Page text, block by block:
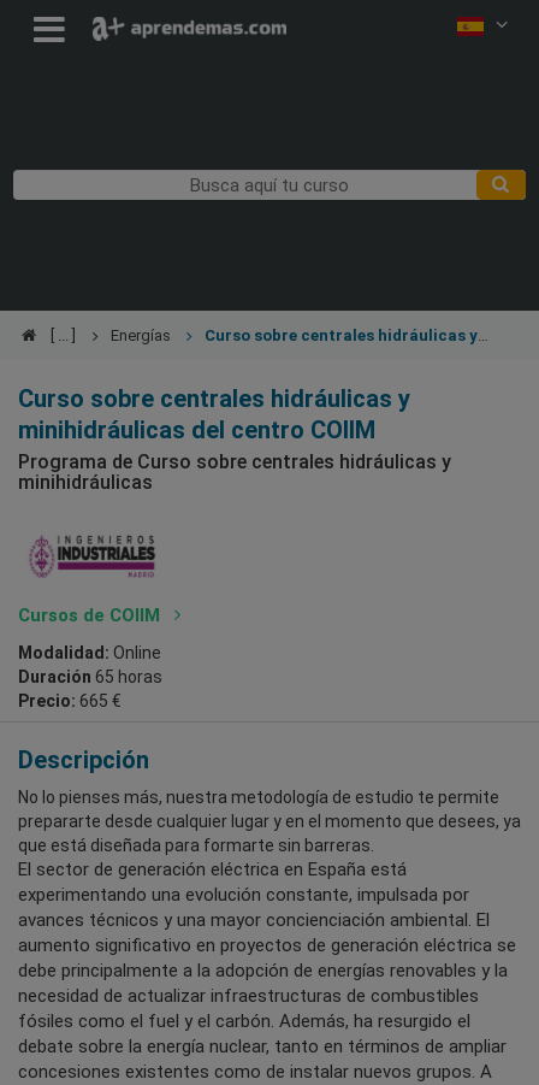
Energías
Curso sobre centrales hidráulicas y
minihidráulicas del centro COIIM
Programa de Curso sobre centrales hidráulicas y
minihidráulicas
Cursos de COIIM
Modalidad: Online
Duración 65 horas
Precio: 665 €
Descripción
No lo pienses más, nuestra metodología de estudio te permite
prepararte desde cualquier lugar y en el momento que desees, ya
que está diseñada para formarte sin barreras.
El sector de generación eléctrica en España está
experimentando una evolución constante, impulsada por
avances técnicos y una mayor concienciación ambiental. El
aumento significativo en proyectos de generación eléctrica se
debe principalmente a la adopción de energías renovables y la
necesidad de actualizar infraestructuras de combustibles
fósiles como el fuel y el carbón. Además, ha resurgido el
debate sobre la energía nuclear, tanto en términos de ampliar
concesiones existentes como de instalar nuevos grupos. A